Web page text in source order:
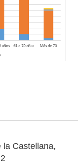
la Castellana,